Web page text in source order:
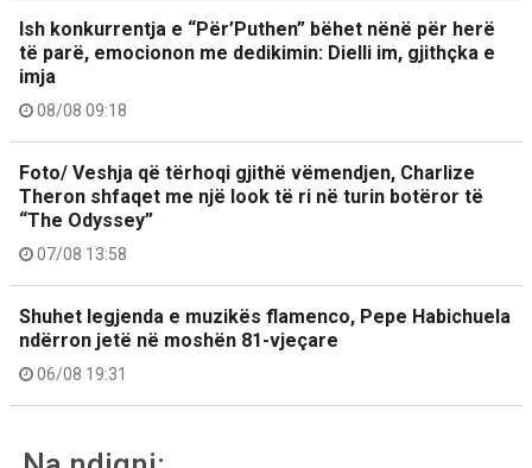
Ish konkurrentja e “Për’Puthen” bëhet nënë për herë
të parë, emocionon me dedikimin: Dielli im, gjithçka e
imja
08/08 09:18
Foto/ Veshja që tërhoqi gjithë vëmendjen, Charlize
Theron shfaqet me një look të ri në turin botëror të
“The Odyssey”
07/08 13:58
Shuhet legjenda e muzikës flamenco, Pepe Habichuela
ndërron jetë në moshën 81-vjeçare
06/08 19:31